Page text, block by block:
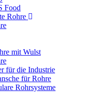
Food
Rohre
mit Wulst
für die Industrie
für Rohre
Rohrsysteme